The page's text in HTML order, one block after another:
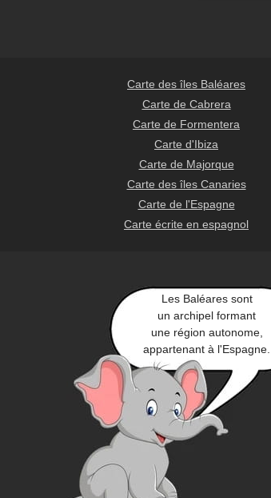
Carte des îles Baléares
Carte de Cabrera
Carte de Formentera
Carte d'Ibiza
Carte de Majorque
Carte des îles Canaries
Carte de l'Espagne
Carte écrite en espagnol
Les Baléares sont
un archipel formant
une région autonome,
appartenant à l'Espagne.